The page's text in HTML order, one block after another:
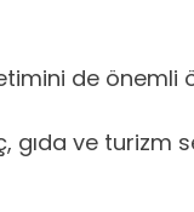
de önemli
gıda ve turizm